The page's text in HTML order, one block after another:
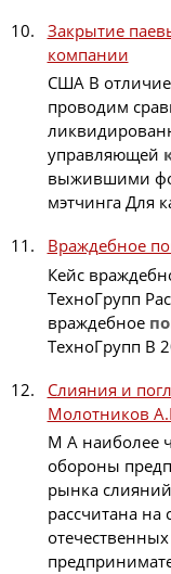
Закрытие
компании
США В
проводим
управляющей
выжившими
мэтчинга Для
Враждебное
Кейс
ТехноГрупп
враждебное
ТехноГрупп В
Слияния и
Молотников
М А наиболее
обороны
рынка
рассчитана
отечественных